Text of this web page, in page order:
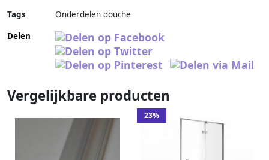
Tags
Onderdelen douche
Delen
Vergelijkbare producten
23%